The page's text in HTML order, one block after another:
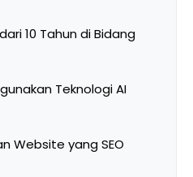
10 Tahun di Bidang
Teknologi AI
Website yang SEO